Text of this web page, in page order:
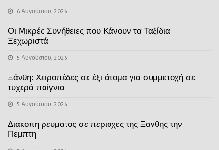
6 Αυγούστου, 2026
Οι Μικρές Συνήθειες που Κάνουν τα Ταξίδια
Ξεχωριστά
5 Αυγούστου, 2026
Ξάνθη: Χειροπέδες σε έξι άτομα για συμμετοχή σε
τυχερά παίγνια
5 Αυγούστου, 2026
Διακοπη ρευματος σε περιοχες της Ξανθης την
Πεμπτη